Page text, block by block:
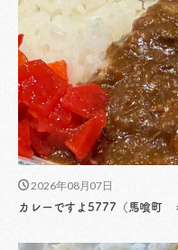
2026年08月07日
カレーですよ5777（馬喰町